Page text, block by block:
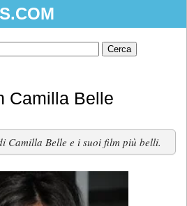
Camilla Belle
Camilla Belle e i suoi film più belli.